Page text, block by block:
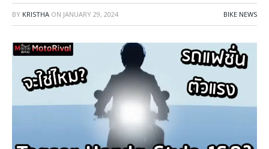
BY KRISTHA ON JANUARY 29, 2024 BIKE NEWS